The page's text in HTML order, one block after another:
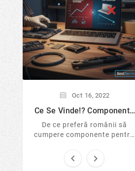
Oct 16, 2022
Ce Se Vinde!? Componente
De ce preferă românii să
cumpere componente pentru
sisteme noi sigilate? Analizăm
tendințele pieței IT în 2026, ...
 